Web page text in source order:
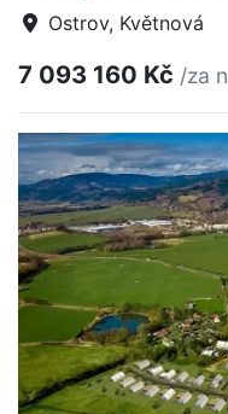
Ostrov, Květnová
7 093 160 Kč /za